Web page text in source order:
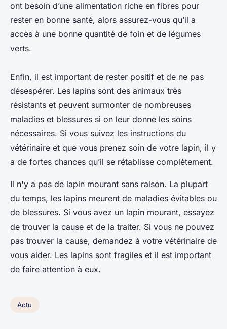
ont besoin d’une alimentation riche en fibres pour
rester en bonne santé, alors assurez-vous qu’il a
accès à une bonne quantité de foin et de légumes
verts.
Enfin, il est important de rester positif et de ne pas
désespérer. Les lapins sont des animaux très
résistants et peuvent surmonter de nombreuses
maladies et blessures si on leur donne les soins
nécessaires. Si vous suivez les instructions du
vétérinaire et que vous prenez soin de votre lapin, il y
a de fortes chances qu’il se rétablisse complètement.
Il n'y a pas de lapin mourant sans raison. La plupart
du temps, les lapins meurent de maladies évitables ou
de blessures. Si vous avez un lapin mourant, essayez
de trouver la cause et de la traiter. Si vous ne pouvez
pas trouver la cause, demandez à votre vétérinaire de
vous aider. Les lapins sont fragiles et il est important
de faire attention à eux.
Actu